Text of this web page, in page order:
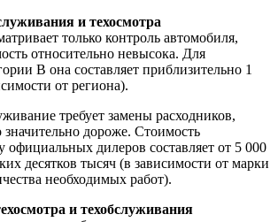
и техосмотра
только контроль автомобиля,
относительно невысока. Для
B она составляет приблизительно 1
от региона).
требует замены расходников,
значительно дороже. Стоимость
официальных дилеров составляет от 5 000
десятков тысяч (в зависимости от марки
необходимых работ).
и техобслуживания